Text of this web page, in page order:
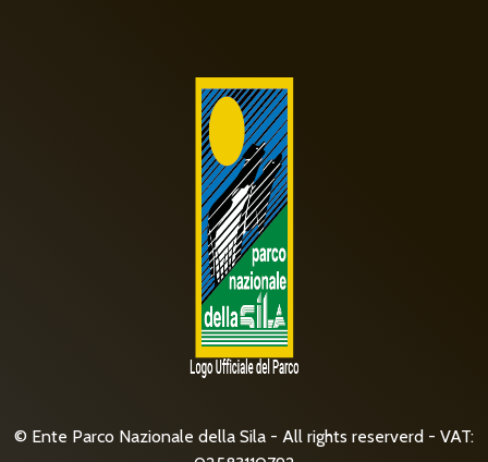
© Ente Parco Nazionale della Sila - All rights reserverd - VAT: